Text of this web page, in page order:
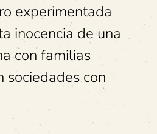
experimentada
inocencia de una
con familias
sociedades con